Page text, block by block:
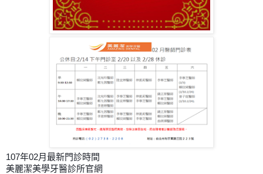
107年02月最新門診時間
美麗潔美學牙醫診所官網